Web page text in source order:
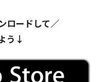
ロードして／
う↓